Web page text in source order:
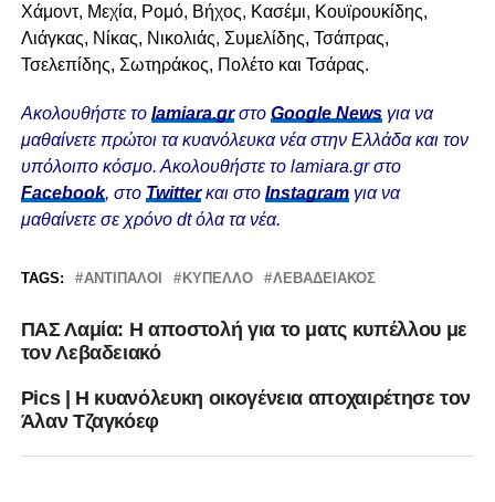
Χάμοντ, Μεχία, Ρομό, Βήχος, Κασέμι, Κουϊρουκίδης,
Λιάγκας, Νίκας, Νικολιάς, Συμελίδης, Τσάπρας,
Τσελεπίδης, Σωτηράκος, Πολέτο και Τσάρας.
Ακολουθήστε το lamiara.grστο Google Newsγια να
μαθαίνετε πρώτοι τα κυανόλευκα νέα στην Ελλάδα και τον
υπόλοιπο κόσμο. Ακολουθήστε το lamiara.gr στο
Facebook, στο Twitterκαι στο Instagram για να
μαθαίνετε σε χρόνο dt όλα τα νέα.
TAGS: ΑΝΤΊΠΑΛΟΙ ΚΎΠΕΛΛΟ ΛΕΒΑΔΕΙΑΚΟΣ
ΠΑΣ Λαμία: Η αποστολή για το ματς κυπέλλου με
τον Λεβαδειακό
Pics | Η κυανόλευκη οικογένεια αποχαιρέτησε τον
Άλαν Τζαγκόεφ